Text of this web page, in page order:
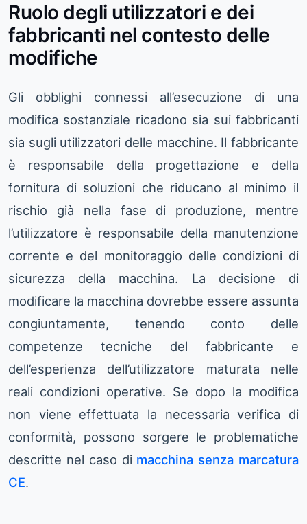
Ruolo degli utilizzatori e dei
fabbricanti nel contesto delle
modifiche
Gli obblighi connessi all’esecuzione di una
modifica sostanziale ricadono sia sui fabbricanti
sia sugli utilizzatori delle macchine. Il fabbricante
è responsabile della progettazione e della
fornitura di soluzioni che riducano al minimo il
rischio già nella fase di produzione, mentre
l’utilizzatore è responsabile della manutenzione
corrente e del monitoraggio delle condizioni di
sicurezza della macchina. La decisione di
modificare la macchina dovrebbe essere assunta
congiuntamente, tenendo conto delle
competenze tecniche del fabbricante e
dell’esperienza dell’utilizzatore maturata nelle
reali condizioni operative. Se dopo la modifica
non viene effettuata la necessaria verifica di
conformità, possono sorgere le problematiche
descritte nel caso di macchina senza marcatura
CE.